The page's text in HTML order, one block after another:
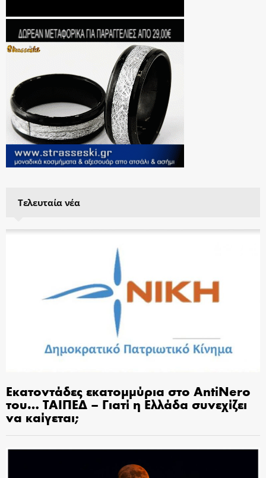
Τελευταία νέα
Εκατοντάδες εκατομμύρια στο AntiNero
του… ΤΑΙΠΕΔ – Γιατί η Ελλάδα συνεχίζει
να καίγεται;